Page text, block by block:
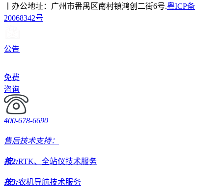
丨办公地址：广州市番禺区南村镇鸿创二街6号.粤ICP备
20068342号
公告
免费
咨询
400-678-6690
售后技术支持：
按2:RTK、全站仪技术服务
按3:农机导航技术服务